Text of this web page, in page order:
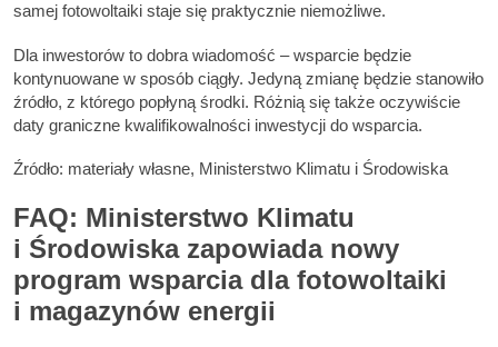
samej fotowoltaiki staje się praktycznie niemożliwe.
Dla inwestorów to dobra wiadomość – wsparcie będzie
kontynuowane w sposób ciągły. Jedyną zmianę będzie stanowiło
źródło, z którego popłyną środki. Różnią się także oczywiście
daty graniczne kwalifikowalności inwestycji do wsparcia.
Źródło: materiały własne, Ministerstwo Klimatu i Środowiska
FAQ: Ministerstwo Klimatu
i Środowiska zapowiada nowy
program wsparcia dla fotowoltaiki
i magazynów energii